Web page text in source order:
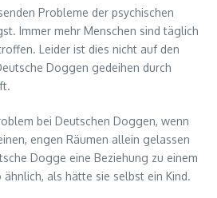
Probleme der psychischen
Immer mehr Menschen sind täglich
Leider ist dies nicht auf den
Doggen gedeihen durch
bei Deutschen Doggen, wenn
engen Räumen allein gelassen
Dogge eine Beziehung zu einem
als hätte sie selbst ein Kind.